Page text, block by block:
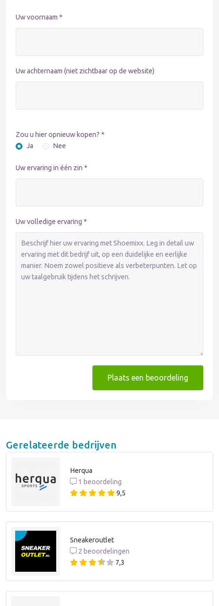
Uw voornaam *
Uw achternaam (niet zichtbaar op de website)
Zou u hier opnieuw kopen? *
Ja
Nee
Uw ervaring in één zin *
Uw volledige ervaring *
Plaats een beoordeling
Gerelateerde bedrijven
Herqua
1 beoordeling
9,5
Sneakeroutlet
2 beoordelingen
7,3